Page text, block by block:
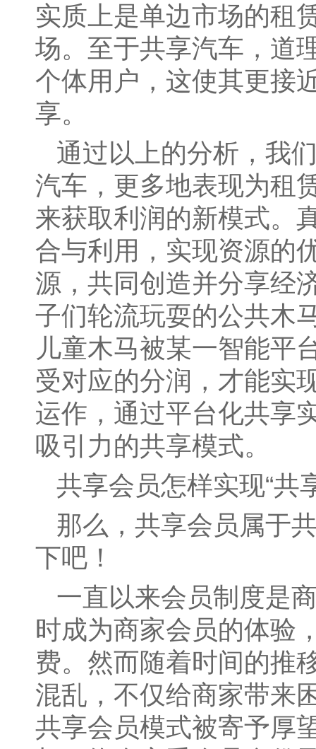
实质上是单边市场的租
场。至于共享汽车，道
个体用户，这使其更接
享。
通过以上的分析，我
汽车，更多地表现为租
来获取利润的新模式。
合与利用，实现资源的
源，共同创造并分享经
子们轮流玩耍的公共木
儿童木马被某一智能平
受对应的分润，才能
运作，通过平台化共享
吸引力的共享模式。
共享会员怎样实现“共
那么，共享会员属于
下吧！
一直以来会员制度是
时成为商家会员的体验
费。然而随着时间的推
混乱，不仅给商家带来
共享会员模式被寄予厚